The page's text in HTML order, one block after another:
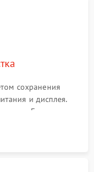
сохранения
и дисплея.
пыли. Бережная